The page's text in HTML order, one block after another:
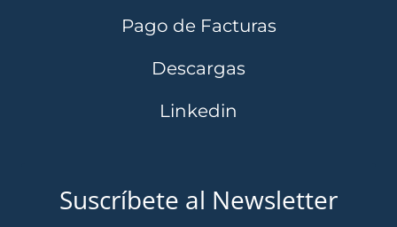
Pago de Facturas
Descargas
Linkedin
Suscríbete al Newsletter